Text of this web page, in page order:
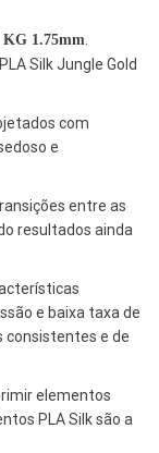
1.75mm
Silk Jungle Gold
com
e
entre as
resultados ainda
e baixa taxa de
consistentes e de
elementos
PLA Silk são a